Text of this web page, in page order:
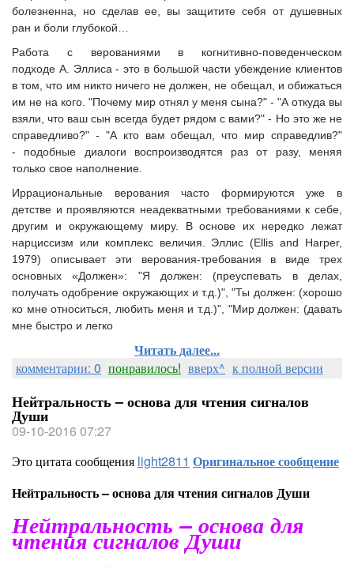
болезненна, но сделав ее, вы защитите себя от душевных
ран и боли глубокой…
Работа с верованиями в когнитивно-поведенческом
подходе А. Эллиса - это в большой части убеждение клиентов
в том, что им никто ничего не должен, не обещал, и обижаться
им не на кого. "Почему мир отнял у меня сына?" - "А откуда вы
взяли, что ваш сын всегда будет рядом с вами?" - Но это же не
справедливо?" - "А кто вам обещал, что мир справедлив?"
- подобные диалоги воспроизводятся раз от разу, меняя
только свое наполнение.
Иррациональные верования часто формируются уже в
детстве и проявляются неадекватными требованиями к себе,
другим и окружающему миру. В основе их нередко лежат
нарциссизм или комплекс величия. Эллис (Ellis and Harper,
1979) описывает эти верования-требования в виде трех
основных «Должен»: "Я должен: (преуспевать в делах,
получать одобрение окружающих и т.д.)", "Ты должен: (хорошо
ко мне относиться, любить меня и т.д.)", "Мир должен: (давать
мне быстро и легко
Читать далее...
комментарии: 0 понравилось! вверх^ к полной версии
Нейтральность – основа для чтения сигналов
Души
09-10-2016 07:27
Это цитата сообщения light2811 Оригинальное сообщение
Нейтральность – основа для чтения сигналов Души
Нейтральность – основа для
чтения сигналов Души